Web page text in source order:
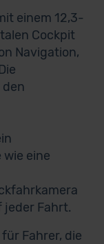
einem 12,3-
Cockpit
Navigation,
eine
Fahrt.
Fahrer, die